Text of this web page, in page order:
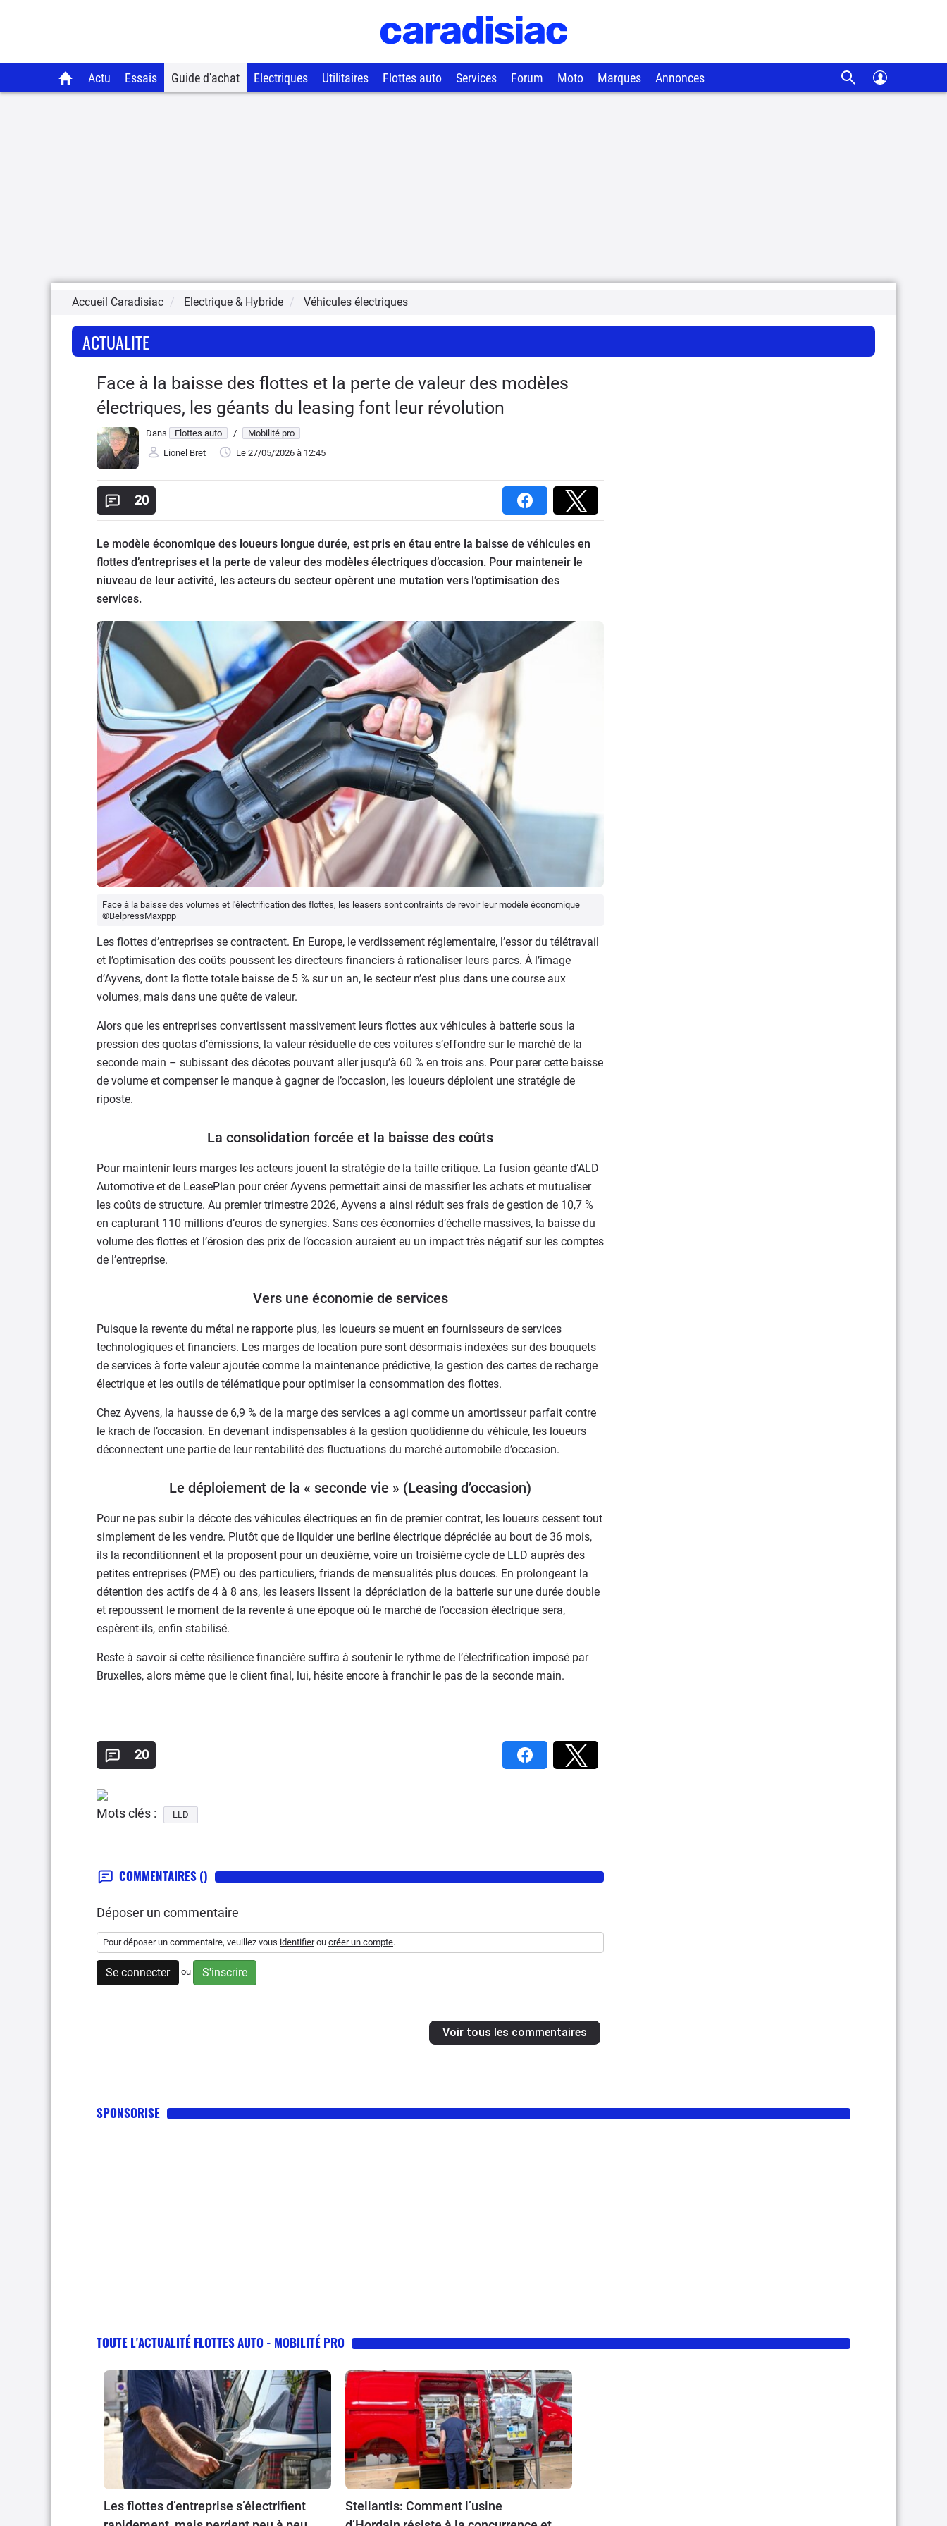
Actu Essais Guide d'achat Electriques Utilitaires Flottes auto Services Forum Moto Marques Annonces
Accueil Caradisiac Electrique & Hybride Véhicules électriques
ACTUALITE
Face à la baisse des flottes et la perte de valeur des modèles
électriques, les géants du leasing font leur révolution
Dans Flottes auto /
Mobilité pro
Lionel Bret
Le 27/05/2026 à 12:45
20
Le modèle économique des loueurs longue durée, est pris en étau entre la baisse de véhicules en
flottes d’entreprises et la perte de valeur des modèles électriques d’occasion. Pour mainteneir le
niuveau de leur activité, les acteurs du secteur opèrent une mutation vers l’optimisation des
services.
Face à la baisse des volumes et l'électrification des flottes, les leasers sont contraints de revoir leur modèle économique
©BelpressMaxppp
Les flottes d’entreprises se contractent. En Europe, le verdissement réglementaire, l’essor du télétravail
et l’optimisation des coûts poussent les directeurs financiers à rationaliser leurs parcs. À l’image
d’Ayvens, dont la flotte totale baisse de 5 % sur un an, le secteur n’est plus dans une course aux
volumes, mais dans une quête de valeur.
Alors que les entreprises convertissent massivement leurs flottes aux véhicules à batterie sous la
pression des quotas d’émissions, la valeur résiduelle de ces voitures s’effondre sur le marché de la
seconde main – subissant des décotes pouvant aller jusqu’à 60 % en trois ans. Pour parer cette baisse
de volume et compenser le manque à gagner de l’occasion, les loueurs déploient une stratégie de
riposte.
La consolidation forcée et la baisse des coûts
Pour maintenir leurs marges les acteurs jouent la stratégie de la taille critique. La fusion géante d’ALD
Automotive et de LeasePlan pour créer Ayvens permettait ainsi de massifier les achats et mutualiser
les coûts de structure. Au premier trimestre 2026, Ayvens a ainsi réduit ses frais de gestion de 10,7 %
en capturant 110 millions d’euros de synergies. Sans ces économies d’échelle massives, la baisse du
volume des flottes et l’érosion des prix de l’occasion auraient eu un impact très négatif sur les comptes
de l’entreprise.
Vers une économie de services
Puisque la revente du métal ne rapporte plus, les loueurs se muent en fournisseurs de services
technologiques et financiers. Les marges de location pure sont désormais indexées sur des bouquets
de services à forte valeur ajoutée comme la maintenance prédictive, la gestion des cartes de recharge
électrique et les outils de télématique pour optimiser la consommation des flottes.
Chez Ayvens, la hausse de 6,9 % de la marge des services a agi comme un amortisseur parfait contre
le krach de l’occasion. En devenant indispensables à la gestion quotidienne du véhicule, les loueurs
déconnectent une partie de leur rentabilité des fluctuations du marché automobile d’occasion.
Le déploiement de la « seconde vie » (Leasing d’occasion)
Pour ne pas subir la décote des véhicules électriques en fin de premier contrat, les loueurs cessent tout
simplement de les vendre. Plutôt que de liquider une berline électrique dépréciée au bout de 36 mois,
ils la reconditionnent et la proposent pour un deuxième, voire un troisième cycle de LLD auprès des
petites entreprises (PME) ou des particuliers, friands de mensualités plus douces. En prolongeant la
détention des actifs de 4 à 8 ans, les leasers lissent la dépréciation de la batterie sur une durée double
et repoussent le moment de la revente à une époque où le marché de l’occasion électrique sera,
espèrent-ils, enfin stabilisé.
Reste à savoir si cette résilience financière suffira à soutenir le rythme de l’électrification imposé par
Bruxelles, alors même que le client final, lui, hésite encore à franchir le pas de la seconde main.
20
Mots clés : LLD
COMMENTAIRES ()
Déposer un commentaire
Pour déposer un commentaire, veuillez vous identifierou créer un compte.
Se connecter ou S'inscrire
Voir tous les commentaires
SPONSORISE
TOUTE L'ACTUALITÉ FLOTTES AUTO - MOBILITÉ PRO
Les flottes d’entreprise s’électrifient
Stellantis: Comment l’usine